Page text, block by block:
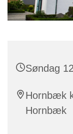
Søndag
Hornbæk
Hornbæk